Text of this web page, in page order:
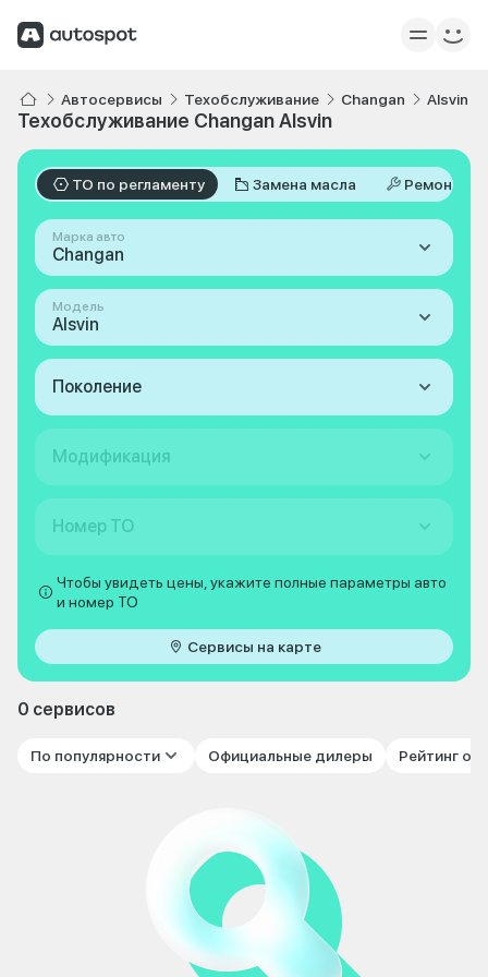
Автосервисы Техобслуживание Changan Alsvin
Техобслуживание Changan Alsvin
ТО по регламенту Замена масла Ремонт
Марка авто
Changan
Модель
Alsvin
Поколение
Модификация
Номер ТО
Чтобы увидеть цены, укажите полные параметры авто
и номер ТО
Сервисы на карте
0 сервисов
По популярности Официальные дилеры Рейтинг